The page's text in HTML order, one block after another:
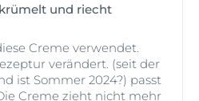
und riecht
Creme verwendet.
verändert. (seit der
ist Sommer 2024?) passt
Creme zieht nicht mehr